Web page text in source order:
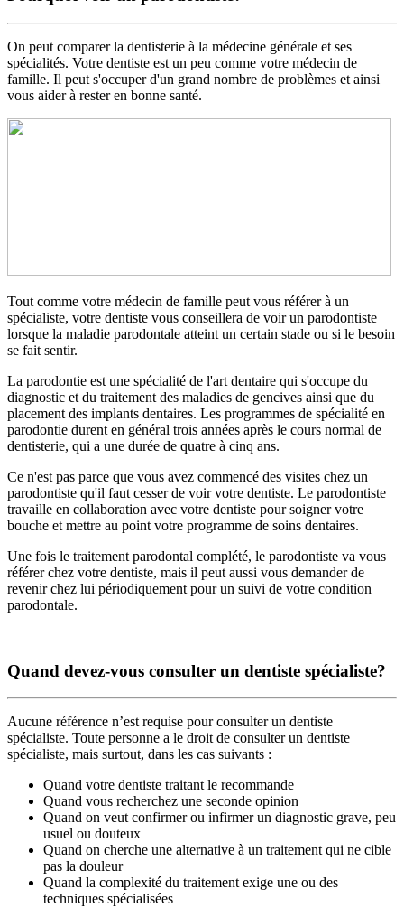
On peut comparer la dentisterie à la médecine générale et ses
spécialités. Votre dentiste est un peu comme votre médecin de
famille. Il peut s'occuper d'un grand nombre de problèmes et ainsi
vous aider à rester en bonne santé.
Tout comme votre médecin de famille peut vous référer à un
spécialiste, votre dentiste vous conseillera de voir un parodontiste
lorsque la maladie parodontale atteint un certain stade ou si le besoin
se fait sentir.
La parodontie est une spécialité de l'art dentaire qui s'occupe du
diagnostic et du traitement des maladies de gencives ainsi que du
placement des implants dentaires. Les programmes de spécialité en
parodontie durent en général trois années après le cours normal de
dentisterie, qui a une durée de quatre à cinq ans.
Ce n'est pas parce que vous avez commencé des visites chez un
parodontiste qu'il faut cesser de voir votre dentiste. Le parodontiste
travaille en collaboration avec votre dentiste pour soigner votre
bouche et mettre au point votre programme de soins dentaires.
Une fois le traitement parodontal complété, le parodontiste va vous
référer chez votre dentiste, mais il peut aussi vous demander de
revenir chez lui périodiquement pour un suivi de votre condition
parodontale.
Quand devez-vous consulter un dentiste spécialiste?
Aucune référence n’est requise pour consulter un dentiste
spécialiste. Toute personne a le droit de consulter un dentiste
spécialiste, mais surtout, dans les cas suivants :
Quand votre dentiste traitant le recommande
Quand vous recherchez une seconde opinion
Quand on veut confirmer ou infirmer un diagnostic grave, peu
usuel ou douteux
Quand on cherche une alternative à un traitement qui ne cible
pas la douleur
Quand la complexité du traitement exige une ou des
techniques spécialisées